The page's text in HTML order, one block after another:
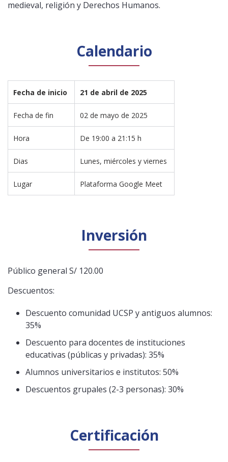
medieval, religión y Derechos Humanos.
Calendario
Fecha de inicio 21 de abril de 2025
Fecha de fin 02 de mayo de 2025
Hora De 19:00 a 21:15 h
Dias Lunes, miércoles y viernes
Lugar Plataforma Google Meet
Inversión
Público general S/ 120.00
Descuentos:
Descuento comunidad UCSP y antiguos alumnos:
35%
Descuento para docentes de instituciones
educativas (públicas y privadas): 35%
Alumnos universitarios e institutos: 50%
Descuentos grupales (2-3 personas): 30%
Certificación